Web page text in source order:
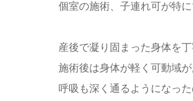
個室の施術、子連れ可が特
産後で凝り固まった身体を
施術後は身体が軽く可動域が
呼吸も深く通るようになった